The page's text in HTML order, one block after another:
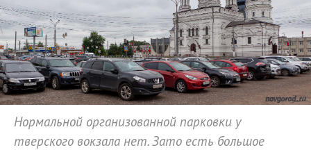
Нормальной организованной парковки у
тверского вокзала нет. Зато есть большое